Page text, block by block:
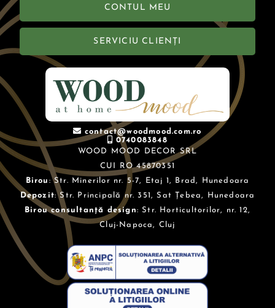
CONTUL MEU
SERVICIU CLIENȚI
contact@woodmood.com.ro
0740083848
WOOD MOOD DECOR SRL
CUI RO 45870351
Birou : Str. Minerilor nr. 5-7, Etaj 1, Brad, Hunedoara
Depozit: Str. Principală nr. 351, Sat Țebea, Hunedoara
Birou consultanță design: Str. Horticultorilor, nr. 12,
Cluj-Napoca, Cluj